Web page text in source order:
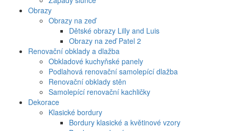
Obrazy
Obrazy na zeď
Dětské obrazy Lilly and Luis
Obrazy na zeď Patel 2
Renovační obklady a dlažba
Obkladové kuchyňské panely
Podlahová renovační samolepící dlažba
Renovační obklady stěn
Samolepící renovační kachličky
Dekorace
Klasické bordury
Bordury klasické a květinové vzory